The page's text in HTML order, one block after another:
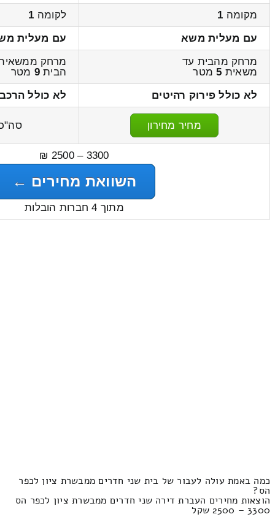
מקומה 1 לקומה 1
עם מעלית משא
עם מעלית
מרחק מהבית עד
משאית 5מטר
מרחק
הבית9 מטר
לא כולל פירוק רהיטים
לא כולל
מחיר מחירון
3300 – 2500 ₪
השוואת מחירים ←
מתוך 4 חברות הובלות
כמה באמת עולה לעבור של בית שני חדרים ממבשרת ציון לכפר
הס?
הוצאות מחירים העברת דירה שני חדרים ממבשרת ציון לכפר הס
3300 – 2500 שקל